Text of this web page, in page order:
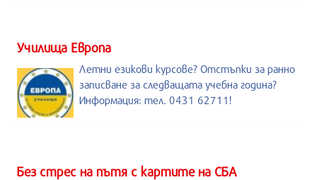
Училища Европа
Летни езикови курсове? Отстъпки за ранно
записване за следващата учебна година?
Информация: тел. 0431 62711!
Без стрес на пътя с картите на СБА